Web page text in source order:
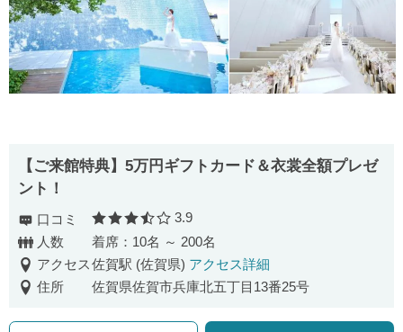
【ご来館特典】5万円ギフトカード＆衣裳全額プレゼ
ント！
口コミ 口コミ評価
3.9
人数
着席：10名 ～ 200名
アクセス佐賀駅 (佐賀県) アクセス詳細
住所
佐賀県佐賀市兵庫北五丁目13番25号